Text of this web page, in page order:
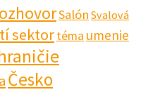
Salón Svalová
sektortéma umenie
Česko